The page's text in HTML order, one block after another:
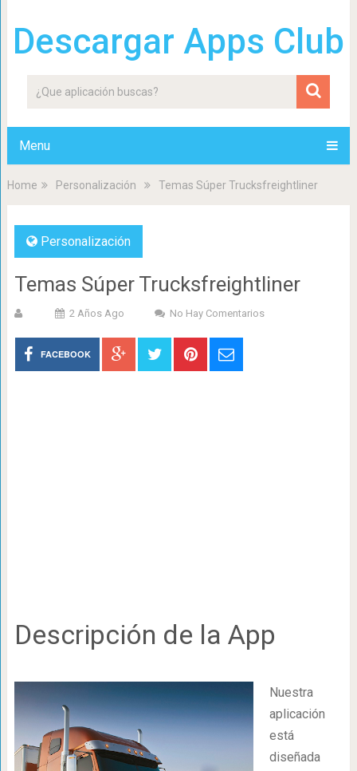
Descargar Apps Club
Menu
Home Personalización Temas Súper Trucksfreightliner
Personalización
Temas Súper Trucksfreightliner
2 Años Ago No Hay Comentarios
FACEBOOK
Descripción de la App
Nuestra
aplicación
está
diseñada